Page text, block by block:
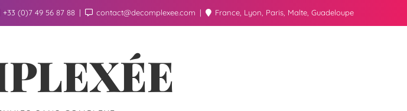
+33 (0)7 49 56 87 88 contact@decomplexee.com France, Lyon, Paris, Malte, Guadeloupe